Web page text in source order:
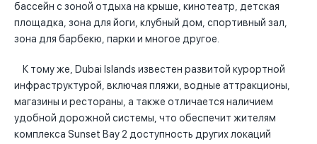
бассейн с зоной отдыха на крыше, кинотеатр, детская
площадка, зона для йоги, клубный дом, спортивный зал,
зона для барбекю, парки и многое другое.
К тому же, Dubai Islands известен развитой курортной
инфраструктурой, включая пляжи, водные аттракционы,
магазины и рестораны, а также отличается наличием
удобной дорожной системы, что обеспечит жителям
комплекса Sunset Bay 2 доступность других локаций